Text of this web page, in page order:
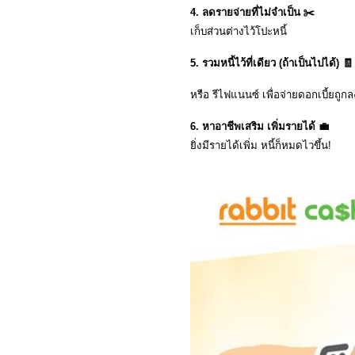
4. ลดรายจ่ายที่ไม่จำเป็น ✂️
เก็บส่วนต่างไว้โปะหนี้
5. รวมหนี้ไว้ที่เดียว (ถ้าเป็นไปได้) 🧾
หรือ รีไฟแนนซ์ เพื่อจ่ายดอกเบี้ยถูกล
6. หาอาชีพเสริม เพิ่มรายได้ 💼
ยิ่งมีรายได้เพิ่ม หนี้ก็หมดไวขึ้น!